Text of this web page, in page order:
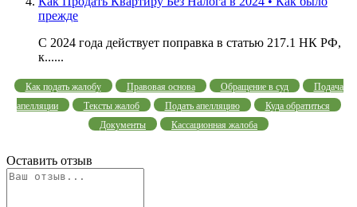
прежде
С 2024 года действует поправка в статью 217.1 НК РФ,
к......
Как подать жалобу Правовая основа Обращение в суд
Подача
апелляции
Тексты жалоб Подать апелляцию
Куда обратиться
Документы
Кассационная жалоба
Оставить отзыв